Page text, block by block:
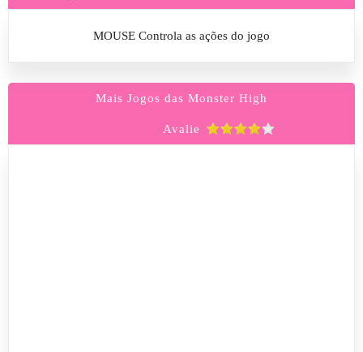
MOUSE Controla as ações do jogo
Mais Jogos das Monster High
Avalie